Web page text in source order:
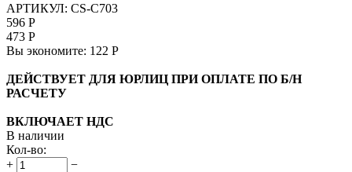
АРТИКУЛ: CS-C703
596 Р
473 Р
Вы экономите: 122 Р
ДЕЙСТВУЕТ ДЛЯ ЮРЛИЦ ПРИ ОПЛАТЕ ПО Б/Н
РАСЧЕТУ
ВКЛЮЧАЕТ НДС
В наличии
Кол-во:
+
−